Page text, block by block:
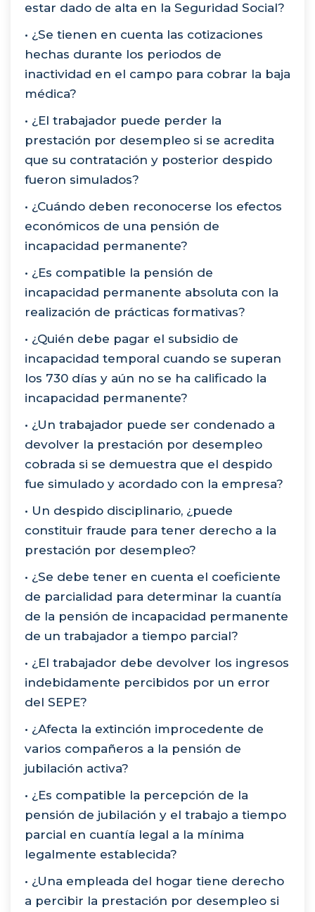
estar dado de alta en la Seguridad Social?
• ¿Se tienen en cuenta las cotizaciones
hechas durante los periodos de
inactividad en el campo para cobrar la baja
médica?
• ¿El trabajador puede perder la
prestación por desempleo si se acredita
que su contratación y posterior despido
fueron simulados?
• ¿Cuándo deben reconocerse los efectos
económicos de una pensión de
incapacidad permanente?
• ¿Es compatible la pensión de
incapacidad permanente absoluta con la
realización de prácticas formativas?
• ¿Quién debe pagar el subsidio de
incapacidad temporal cuando se superan
los 730 días y aún no se ha calificado la
incapacidad permanente?
• ¿Un trabajador puede ser condenado a
devolver la prestación por desempleo
cobrada si se demuestra que el despido
fue simulado y acordado con la empresa?
• Un despido disciplinario, ¿puede
constituir fraude para tener derecho a la
prestación por desempleo?
• ¿Se debe tener en cuenta el coeficiente
de parcialidad para determinar la cuantía
de la pensión de incapacidad permanente
de un trabajador a tiempo parcial?
• ¿El trabajador debe devolver los ingresos
indebidamente percibidos por un error
del SEPE?
• ¿Afecta la extinción improcedente de
varios compañeros a la pensión de
jubilación activa?
• ¿Es compatible la percepción de la
pensión de jubilación y el trabajo a tiempo
parcial en cuantía legal a la mínima
legalmente establecida?
• ¿Una empleada del hogar tiene derecho
a percibir la prestación por desempleo si